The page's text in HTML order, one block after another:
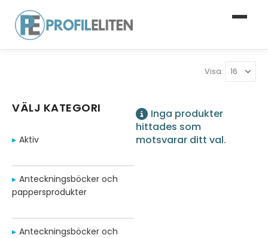
Visa:
VÄLJ KATEGORI
Aktiv
Anteckningsböcker och
pappersprodukter
Anteckningsböcker och
Inga produkter
hittades som
motsvarar ditt val.